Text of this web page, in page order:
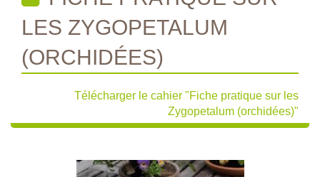
LES ZYGOPETALUM
(ORCHIDÉES)
Télécharger le cahier "Fiche pratique sur les
Zygopetalum (orchidées)"